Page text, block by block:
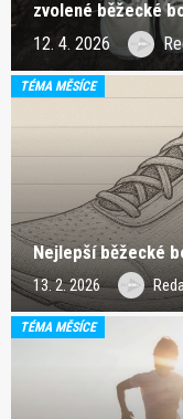
zvolené běžecké
12. 4. 2026
TÉMA MĚSÍCE
Nejlepší běžecké
13. 2. 2026
TÉMA MĚSÍCE